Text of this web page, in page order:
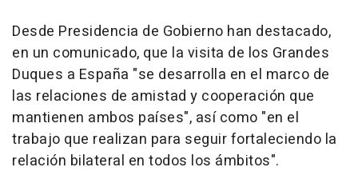
Desde Presidencia de Gobierno han destacado,
en un comunicado, que la visita de los Grandes
Duques a España "se desarrolla en el marco de
las relaciones de amistad y cooperación que
mantienen ambos países", así como "en el
trabajo que realizan para seguir fortaleciendo la
relación bilateral en todos los ámbitos".